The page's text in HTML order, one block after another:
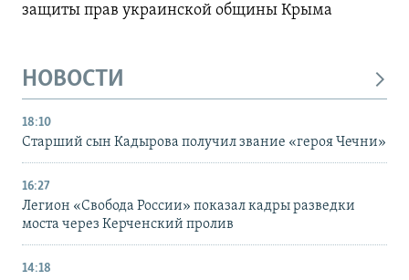
защиты прав украинской общины Крыма
НОВОСТИ
18:10
Старший сын Кадырова получил звание «героя Чечни»
16:27
Легион «Свобода России» показал кадры разведки
моста через Керченский пролив
14:18